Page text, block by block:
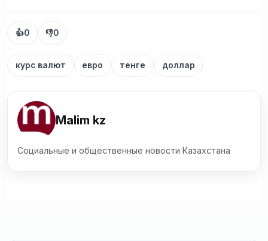
👍0 👎0
курс валют евро тенге доллар
Malim kz
Социальные и общественные новости Казахстана